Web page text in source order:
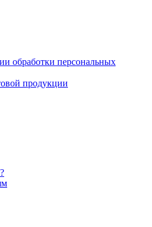
обработки персональных
продукции